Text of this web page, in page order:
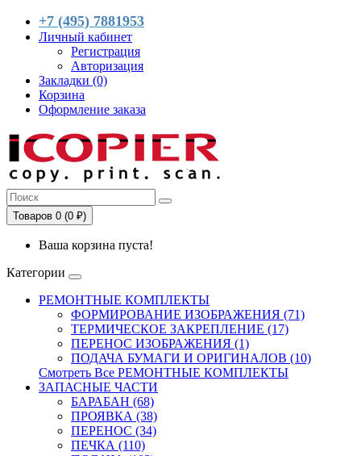
+7 (495) 7881953
Личный кабинет
Регистрация
Авторизация
Закладки (0)
Корзина
Оформление заказа
Товаров 0 (0 ₽)
Ваша корзина пуста!
Категории
РЕМОНТНЫЕ КОМПЛЕКТЫ
ФОРМИРОВАНИЕ ИЗОБРАЖЕНИЯ (71)
ТЕРМИЧЕСКОЕ ЗАКРЕПЛЕНИЕ (17)
ПЕРЕНОС ИЗОБРАЖЕНИЯ (1)
ПОДАЧА БУМАГИ И ОРИГИНАЛОВ (10)
Смотреть Все РЕМОНТНЫЕ КОМПЛЕКТЫ
ЗАПАСНЫЕ ЧАСТИ
БАРАБАН (68)
ПРОЯВКА (38)
ПЕРЕНОС (34)
ПЕЧКА (110)